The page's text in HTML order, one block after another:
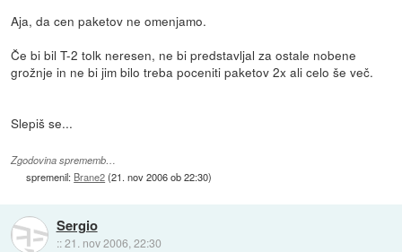
Aja, da cen paketov ne omenjamo.
Če bi bil T-2 tolk neresen, ne bi predstavljal za ostale nobene
grožnje in ne bi jim bilo treba poceniti paketov 2x ali celo še več.
Slepiš se...
Zgodovina sprememb…
spremenil: Brane2(21. nov 2006 ob 22:30)
Sergio
::21. nov 2006, 22:30